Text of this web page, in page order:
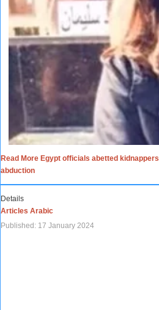
Read More Egypt officials abetted
abduction
Details
Articles Arabic
Published: 17 January 2024